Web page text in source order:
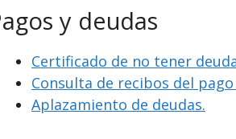
y deudas
Certificado de no tener
Consulta de recibos del
Aplazamiento de deudas.